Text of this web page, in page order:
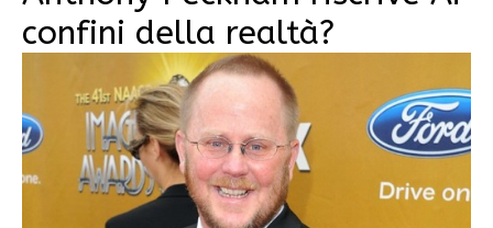
confini della realtà?